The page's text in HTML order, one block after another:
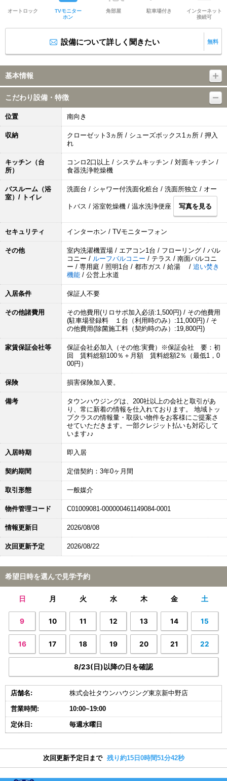
オートロック
TVモニター
ホン
角部屋 駐車場付き
インターネット
接続可
設備について詳しく聞きたい 無料
基本情報
こだわり設備・特徴
位置 南向き
収納
クローゼット3ヵ所 / シューズボックス1ヵ所 / 押入
れ
キッチン（台
所）
コンロ2口以上 / システムキッチン / 対面キッチン /
食器洗浄乾燥機
バスルーム（浴
室）/ トイレ
洗面台 / シャワー付洗面化粧台 / 洗面所独立 / オー
トバス / 浴室乾燥機 / 温水洗浄便座 写真を見る
セキュリティ インターホン / TVモニターフォン
その他
室内洗濯機置場 / エアコン1台 / フローリング / バル
コニー / ルーフバルコニー / テラス / 南面バルコニ
ー / 専用庭 / 照明1台 / 都市ガス / 給湯 / 追い焚き
機能 / 公営上水道
入居条件 保証人不要
その他諸費用
その他費用(リロサポ加入必須:1,500円) / その他費用
(駐車場登録料 １台（利用時のみ）:11,000円) / そ
の他費用(除菌施工料（契約時のみ）:19,800円)
家賃保証会社等
保証会社必加入（その他:実費）※保証会社 要：初
回 賃料総額100％＋月額 賃料総額2％（最低1，0
00円）
保険 損害保険加入要。
備考
タウンハウジングは、200社以上の会社と取引があ
り、常に新着の情報を仕入れております。 地域トッ
プクラスの情報量・取扱い物件をお客様にご提案さ
せていただきます。一部クレジット払いも対応して
います♪♪
入居時期 即入居
契約期間 定借契約：3年0ヶ月間
取引形態 一般媒介
物件管理コード C01009081-000000461149084-0001
情報更新日 2026/08/08
次回更新予定 2026/08/22
希望日時を選んで見学予約
日 月 火 水 木 金 土
9 10 11 12 13 14 15
16 17 18 19 20 21 22
8/23(日)以降の日を確認
店舗名: 株式会社タウンハウジング東京新中野店
営業時間: 10:00~19:00
定休日: 毎週水曜日
次回更新予定日まで 残り約15日0時間51分42秒